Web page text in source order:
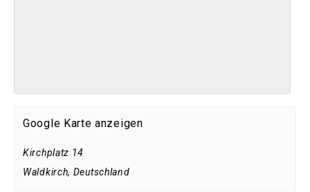
Google Karte anzeigen
Kirchplatz 14
Waldkirch, Deutschland